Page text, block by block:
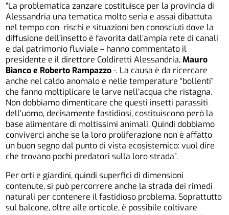
“La problematica zanzare costituisce per la provincia di
Alessandria una tematica molto seria e assai dibattuta
nel tempo con rischi e situazioni ben conosciuti dove la
diffusione dell’insetto è favorita dall’ampia rete di canali
e dal patrimonio fluviale – hanno commentato il
presidente e il direttore Coldiretti Alessandria,Mauro
Bianco e Roberto Rampazzo-. La causa è da ricercare
anche nel caldo anomalo e nelle temperature “bollenti”
che fanno moltiplicare le larve nell’acqua che ristagna.
Non dobbiamo dimenticare che questi insetti parassiti
dell’uomo, decisamente fastidiosi, costituiscono però la
base alimentare di moltissimi animali. Quindi dobbiamo
conviverci anche se la loro proliferazione non è affatto
un buon segno dal punto di vista ecosistemico: vuol dire
che trovano pochi predatori sulla loro strada”.
Per orti e giardini, quindi superfici di dimensioni
contenute, si può percorrere anche la strada dei rimedi
naturali per contenere il fastidioso problema. Soprattutto
sul balcone, oltre alle orticole, è possibile coltivare